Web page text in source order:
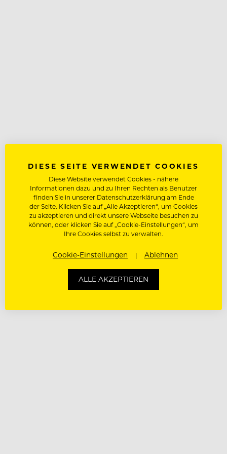
DIESE SEITE VERWENDET COOKIES
Diese Website verwendet Cookies - nähere
Informationen dazu und zu Ihren Rechten als Benutzer
finden Sie in unserer Datenschutzerklärung am Ende
der Seite. Klicken Sie auf „Alle Akzeptieren“, um Cookies
zu akzeptieren und direkt unsere Webseite besuchen zu
können, oder klicken Sie auf „Cookie-Einstellungen“, um
Ihre Cookies selbst zu verwalten.
Cookie-Einstellungen Ablehnen
ALLE AKZEPTIEREN